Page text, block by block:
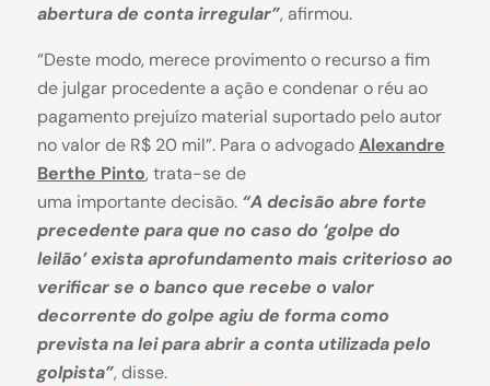
abertura de conta irregular”, afirmou.
“Deste modo, merece provimento o recurso a fim
de julgar procedente a ação e condenar o réu ao
pagamento prejuízo material suportado pelo autor
no valor de R$ 20 mil”. Para o advogadoAlexandre
Berthe Pinto, trata-se de
uma importante decisão. “A decisão abre forte
precedente para que no caso do ‘golpe do
leilão’ exista aprofundamento mais criterioso ao
verificar se o banco que recebe o valor
decorrente do golpe agiu de forma como
prevista na lei para abrir a conta utilizada pelo
golpista”, disse.